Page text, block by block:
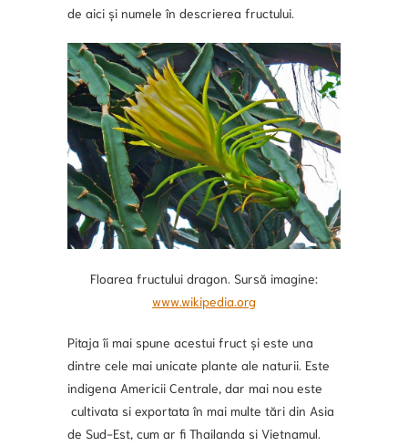
de aici și numele în descrierea fructului.
Floarea fructului dragon. Sursă imagine:
www.wikipedia.org
Pitaja îi mai spune acestui fruct și este una
dintre cele mai unicate plante ale naturii. Este
indigena Americii Centrale, dar mai nou este
cultivata si exportata în mai multe tări din Asia
de Sud-Est, cum ar fi Thailanda si Vietnamul.